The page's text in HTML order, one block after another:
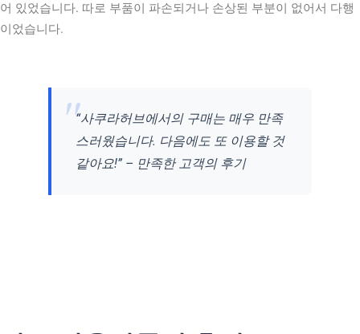
어 있었습니다. 따로 부품이 파손되거나 손상된 부분이 없어서 다행
이었습니다.
“사쿠라허브에서의 구매는 매우 만족
스러웠습니다. 다음에도 또 이용할 것
같아요!” – 만족한 고객의 후기